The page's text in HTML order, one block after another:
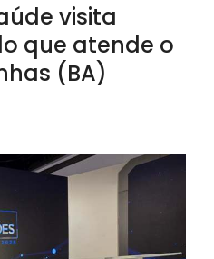
visita
que atende o
(BA)